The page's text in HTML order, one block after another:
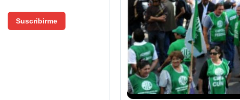
Suscribirme